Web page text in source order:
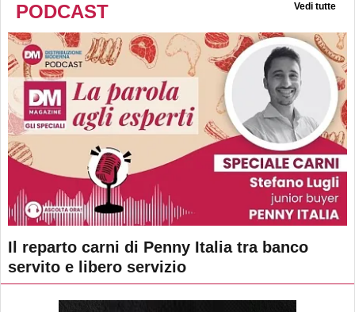
PODCAST Vedi tutte
Il reparto carni di Penny Italia tra banco
servito e libero servizio